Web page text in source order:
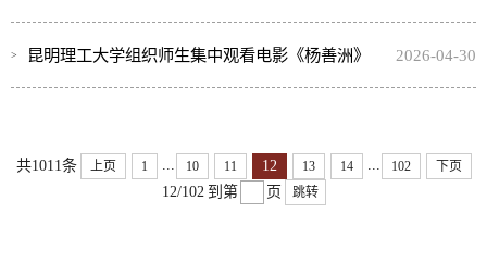
昆明理工大学组织师生集中观看电影《杨善洲》 2026-04-30
共1011条 上页 1 10 11 12 13 14 102 下页
12/102 到第 页 跳转